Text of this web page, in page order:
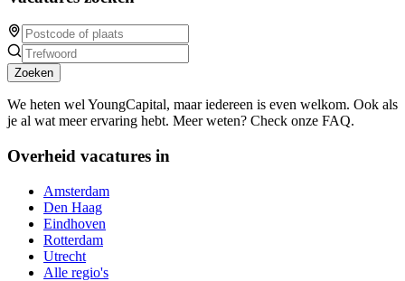
Zoeken
We heten wel YoungCapital, maar iedereen is even welkom. Ook als
je al wat meer ervaring hebt. Meer weten? Check onze FAQ.
Overheid vacatures in
Amsterdam
Den Haag
Eindhoven
Rotterdam
Utrecht
Alle regio's